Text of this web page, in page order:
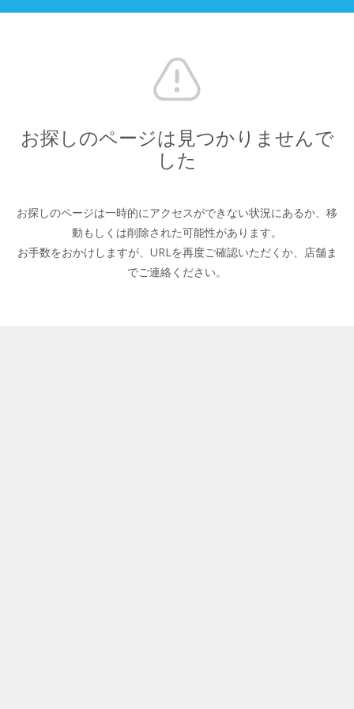
お探しのページは見つかりませんで
した
お探しのページは一時的にアクセスができない状況にあるか、 移
動もしくは削除された可能性があります。
お手数をおかけしますが、URLを再度ご確認いただくか、 店舗ま
でご連絡ください。